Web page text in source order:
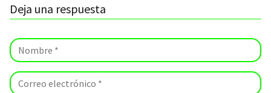
Deja una respuesta